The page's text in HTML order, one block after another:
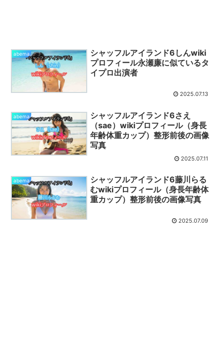
abema
シャッフルアイランド6しんwiki
プロフィール永瀬廉に似ているタ
イプロ出演者
2025.07.13
abema
シャッフルアイランド6さえ
（sae）wikiプロフィール（身長
年齢体重カップ）整形前後の画像
写真
2025.07.11
abema
シャッフルアイランド6藤川らる
むwikiプロフィール（身長年齢体
重カップ）整形前後の画像写真
2025.07.09